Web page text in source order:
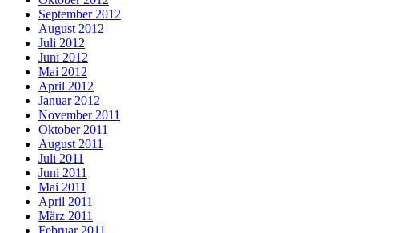
September 2012
August 2012
Juli 2012
Juni 2012
Mai 2012
April 2012
Januar 2012
November 2011
Oktober 2011
August 2011
Juli 2011
Juni 2011
Mai 2011
April 2011
März 2011
Februar 2011